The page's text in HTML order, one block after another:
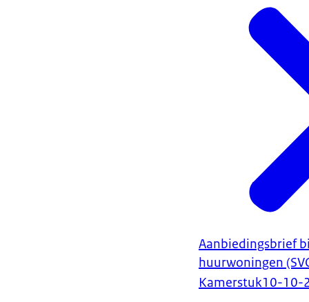
Aanbiedingsbrief
huurwoningen
Kamerstuk10-10-